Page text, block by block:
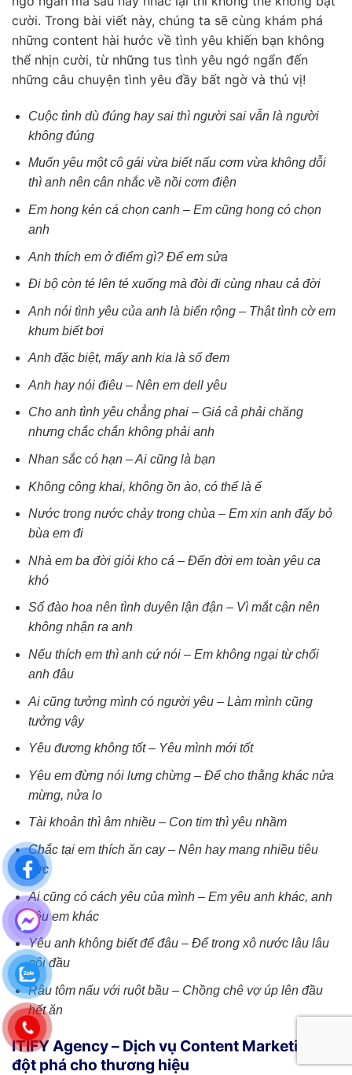
cười. Trong bài viết này, chúng ta sẽ cùng khám phá
những content hài hước về tình yêu khiến bạn không
thể nhịn cười, từ những tus tình yêu ngớ ngẩn đến
những câu chuyện tình yêu đầy bất ngờ và thú vị!
Cuộc tình dù đúng hay sai thì người sai vẫn là người
không đúng
Muốn yêu một cô gái vừa biết nấu cơm vừa không dỗi
thì anh nên cân nhắc về nồi cơm điện
Em hong kén cá chọn canh – Em cũng hong có chọn
anh
Anh thích em ở điểm gì? Để em sửa
Đi bộ còn té lên té xuống mà đòi đi cùng nhau cả đời
Anh nói tình yêu của anh là biển rộng – Thật tình cờ em
khum biết bơi
Anh đặc biệt, mấy anh kia là số đem
Anh hay nói điêu – Nên em dell yêu
Cho anh tình yêu chẳng phai – Giá cả phải chăng
nhưng chắc chắn không phải anh
Nhan sắc có hạn – Ai cũng là bạn
Không công khai, không ồn ào, có thể là ế
Nước trong nước chảy trong chùa – Em xin anh đấy bỏ
bùa em đi
Nhà em ba đời giỏi kho cá – Đến đời em toàn yêu ca
khó
Số đào hoa nên tình duyên lận đận – Vì mắt cận nên
không nhận ra anh
Nếu thích em thì anh cứ nói – Em không ngại từ chối
anh đâu
Ai cũng tưởng mình có người yêu – Làm mình cũng
tưởng vậy
Yêu đương không tốt – Yêu mình mới tốt
Yêu em đừng nói lưng chừng – Để cho thằng khác nửa
mừng, nửa lo
Tài khoản thì âm nhiều – Con tim thì yêu nhầm
Chắc tại em thích ăn cay – Nên hay mang nhiều tiêu
cực
Ai cũng có cách yêu của mình – Em yêu anh khác, anh
yêu em khác
Yêu anh không biết để đâu – Để trong xô nước lâu lâu
gội đầu
Râu tôm nấu với ruột bầu – Chồng chê vợ úp lên đầu
hết ăn
ITIFY Agency – Dịch vụ Content Marketing
đột phá cho thương hiệu